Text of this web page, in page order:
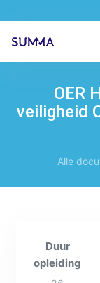
OER
veiligheid
Alle
Duur
opleiding